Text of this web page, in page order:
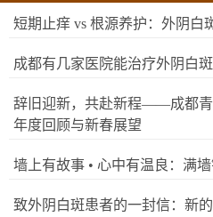
短期止痒 vs 根源养护：外阴白
成都有几家医院能治疗外阴白斑
辞旧迎新，共赴新程——成都青
年度回顾与新春展望
墙上有故事 • 心中有温良：满
致外阴白斑患者的一封信：新